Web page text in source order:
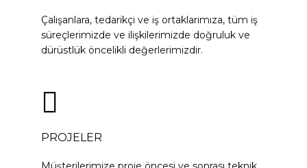
Çalışanlara, tedarikçi ve iş ortaklarımıza, tüm iş
süreçlerimizde ve ilişkilerimizde doğruluk ve
dürüstlük öncelikli değerlerimizdir.
PROJELER